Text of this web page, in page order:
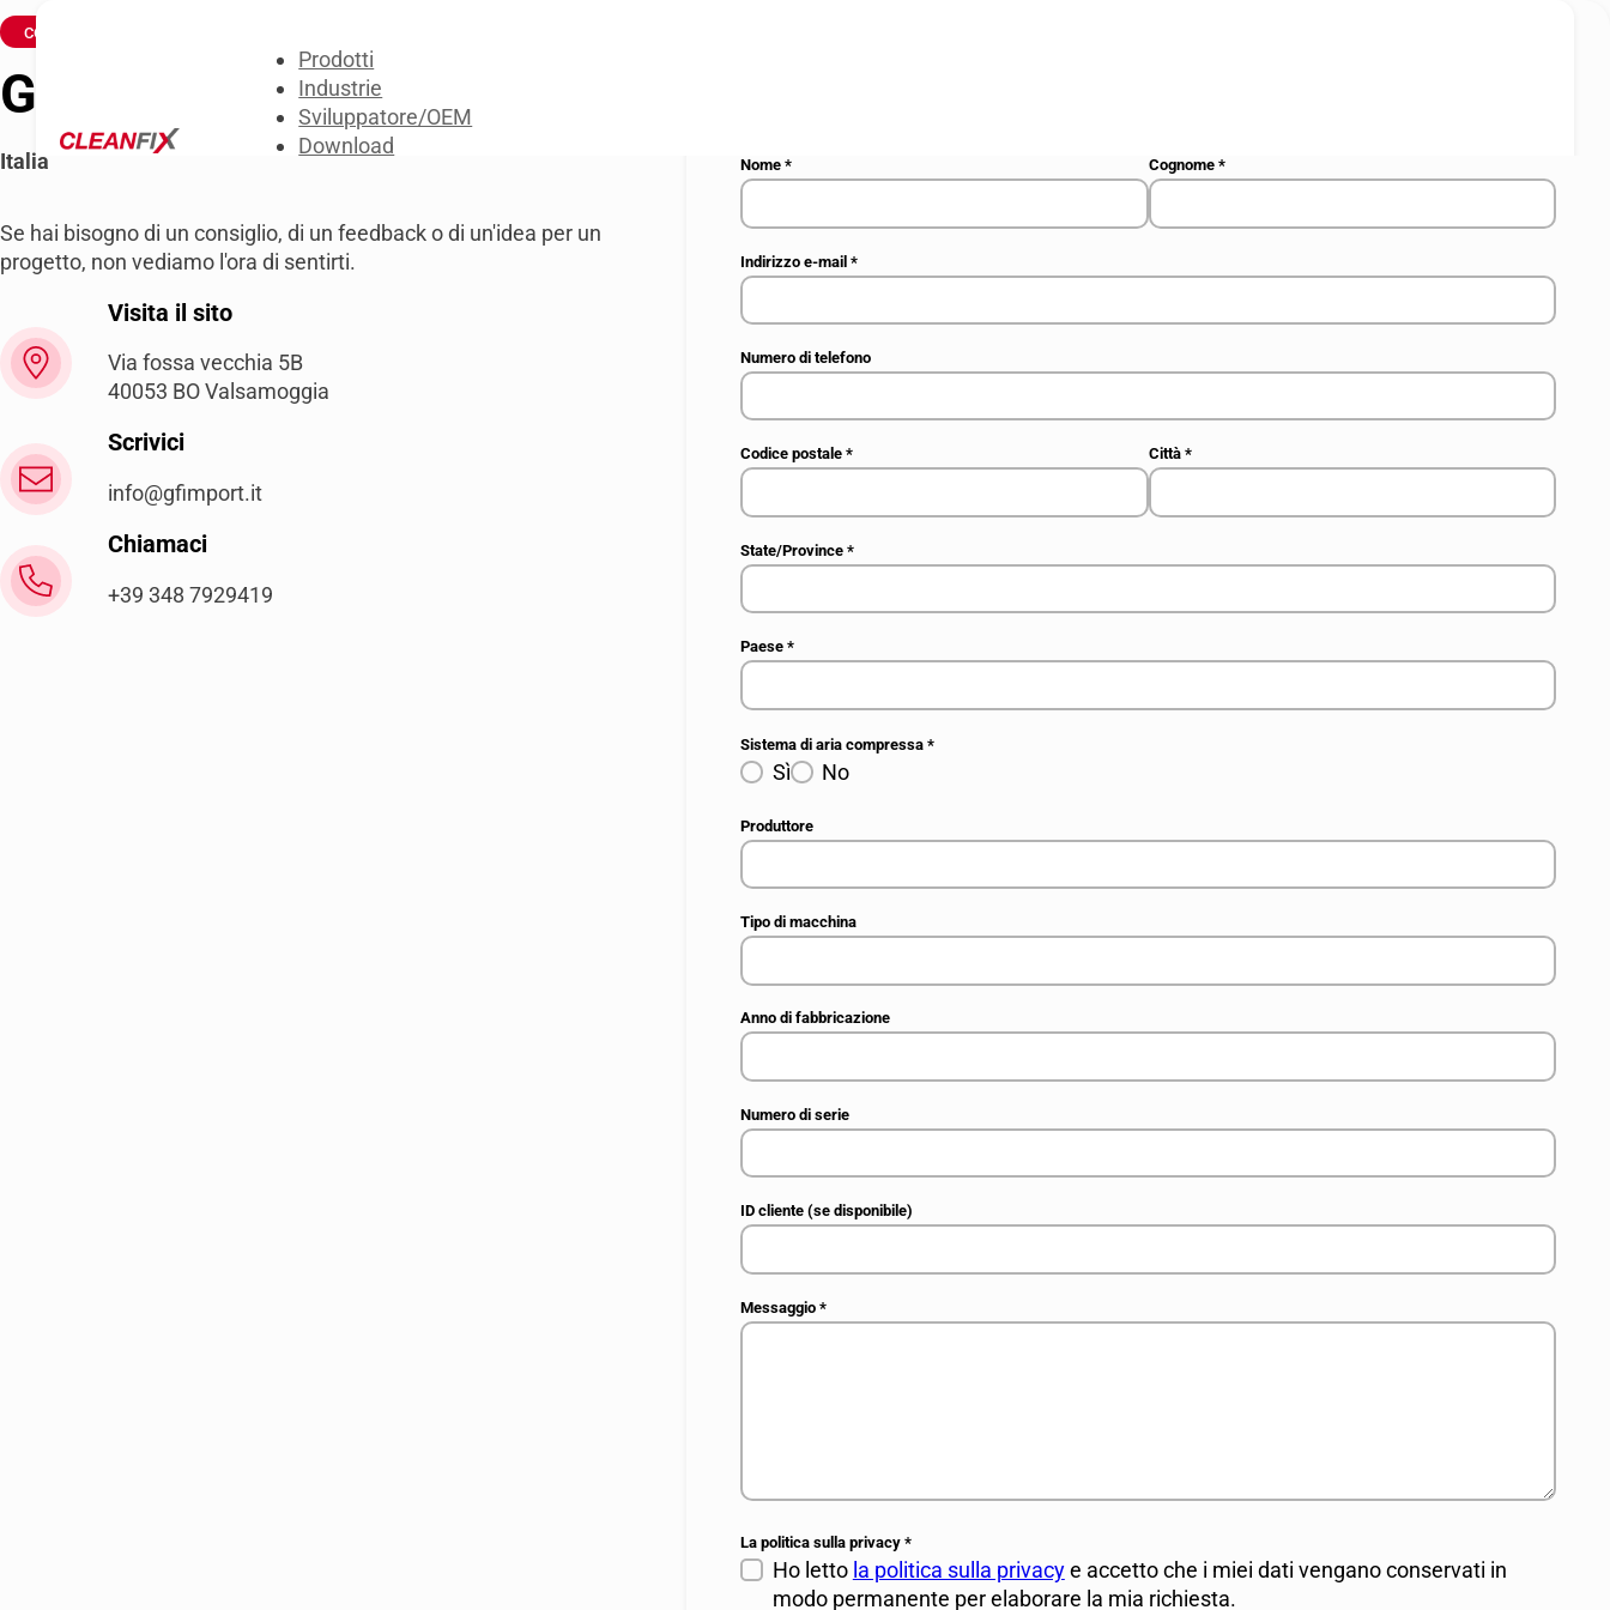
Prodotti
Industrie
Sviluppatore/OEM
Download
GF IMPORT SRL
Italia
CONTATTI
Se hai bisogno di un consiglio, di un feedback o di un'idea per un
progetto, non vediamo l'ora di sentirti.
Visita il sito
Via fossa vecchia 5B
40053 BO Valsamoggia
Scrivici
info@gfimport.it
Chiamaci
+39 348 7929419
Nome* Cognome*
Indirizzo e-mail*
Numero di telefono
Codice postale* Città*
State/Province*
Paese*
Sistema di aria compressa*
Sì No
Produttore
Tipo di macchina
Anno di fabbricazione
Numero di serie
ID cliente (se disponibile)
Messaggio*
La politica sulla privacy*
Ho letto la politica sulla privacye accetto che i miei dati vengano conservati in
modo permanente per elaborare la mia richiesta.